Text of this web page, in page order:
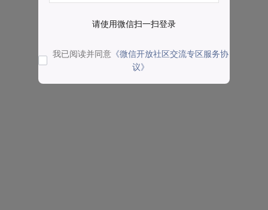
请使用微信扫一扫登录
我已阅读并同意 《微信开放社区交流专区服务协
议》